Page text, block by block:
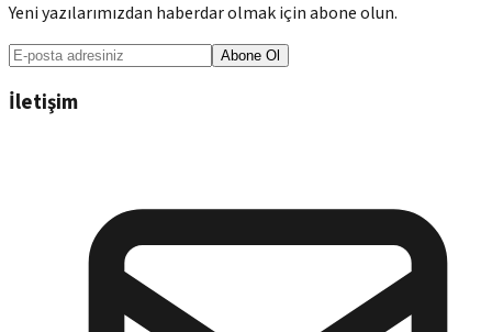
Yeni yazılarımızdan haberdar olmak için abone olun.
Abone Ol
İletişim